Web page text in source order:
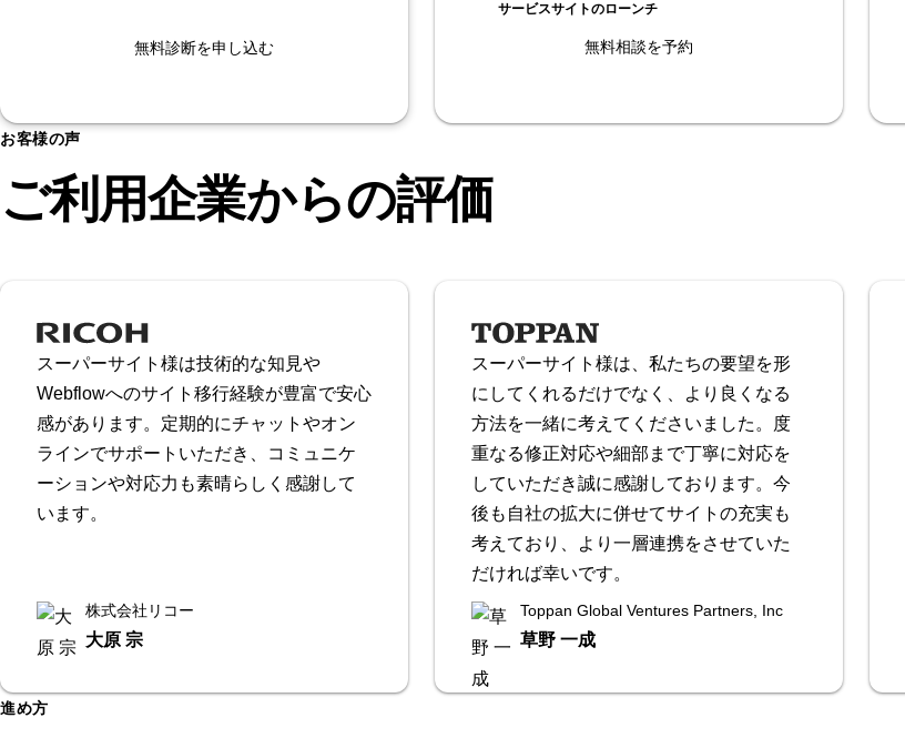
無料診断を申し込む
サービスサイトのローンチ
無料相談を予約
お客様の声
ご利用企業からの評価
スーパーサイト様は技術的な知見や
Webflowへのサイト移行経験が豊富で安心
感があります。定期的にチャットやオン
ラインでサポートいただき、コミュニケ
ーションや対応力も素晴らしく感謝して
います。
株式会社リコー
大原 宗
スーパーサイト様は、私たちの要望を形
にしてくれるだけでなく、より良くなる
方法を一緒に考えてくださいました。度
重なる修正対応や細部まで丁寧に対応を
していただき誠に感謝しております。今
後も自社の拡大に併せてサイトの充実も
考えており、より一層連携をさせていた
だければ幸いです。
Toppan Global Ventures Partners, Inc
草野 一成
進め方